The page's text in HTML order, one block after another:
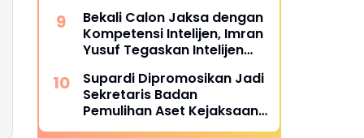
untuk Cegah Sengketa
Bekali Calon Jaksa dengan
Kompetensi Intelijen, Imran
Yusuf Tegaskan Intelijen
Penegakan Hukum
Supardi Dipromosikan Jadi
Sekretaris Badan
Pemulihan Aset Kejaksaan
Agung